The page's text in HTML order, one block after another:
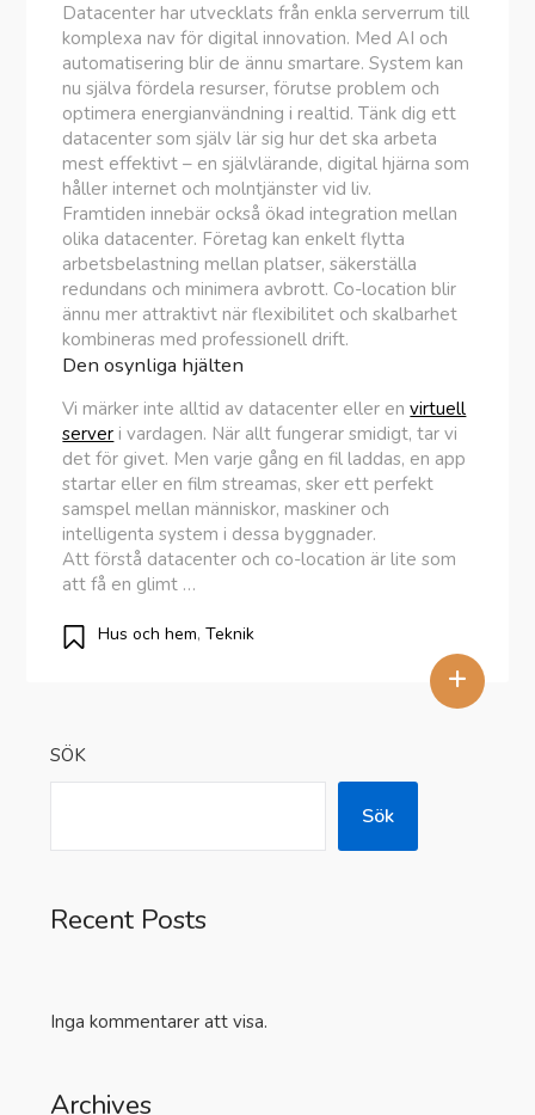
Datacenter har utvecklats från enkla serverrum till
komplexa nav för digital innovation. Med AI och
automatisering blir de ännu smartare. System kan
nu själva fördela resurser, förutse problem och
optimera energianvändning i realtid. Tänk dig ett
datacenter som själv lär sig hur det ska arbeta
mest effektivt – en självlärande, digital hjärna som
håller internet och molntjänster vid liv.
Framtiden innebär också ökad integration mellan
olika datacenter. Företag kan enkelt flytta
arbetsbelastning mellan platser, säkerställa
redundans och minimera avbrott. Co-location blir
ännu mer attraktivt när flexibilitet och skalbarhet
kombineras med professionell drift.
Den osynliga hjälten
Vi märker inte alltid av datacenter eller envirtuell
server i vardagen. När allt fungerar smidigt, tar vi
det för givet. Men varje gång en fil laddas, en app
startar eller en film streamas, sker ett perfekt
samspel mellan människor, maskiner och
intelligenta system i dessa byggnader.
Att förstå datacenter och co-location är lite som
att få en glimt …
+
Hus och hem,Teknik
SÖK
Sök
Recent Posts
Inga kommentarer att visa.
Archives